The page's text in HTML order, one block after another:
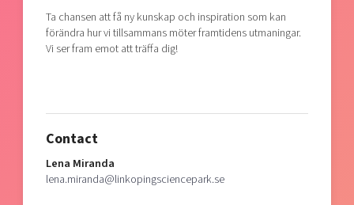
Ta chansen att få ny kunskap och inspiration som kan
förändra hur vi tillsammans möter framtidens utmaningar.
Vi ser fram emot att träffa dig!
Contact
Lena Miranda
lena.miranda@linkopingsciencepark.se